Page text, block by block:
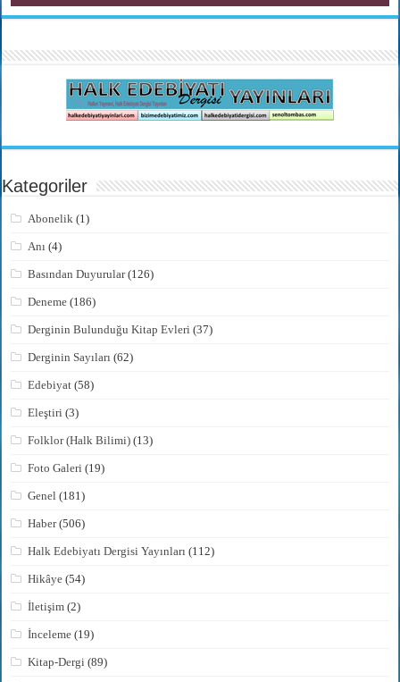
Kategoriler
Abonelik (1)
Anı (4)
Basından Duyurular(126)
Deneme (186)
Derginin Bulunduğu Kitap Evleri (37)
Derginin Sayıları (62)
Edebiyat (58)
Eleştiri (3)
Folklor (Halk Bilimi) (13)
Foto Galeri (19)
Genel (181)
Haber(506)
Halk Edebiyatı Dergisi Yayınları (112)
Hikâye (54)
İletişim (2)
İnceleme (19)
Kitap-Dergi (89)